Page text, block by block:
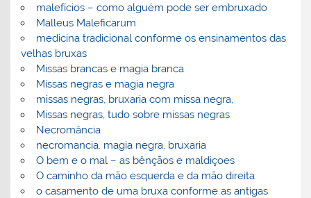
malefícios – como alguém pode ser embruxado
Malleus Maleficarum
medicina tradicional conforme os ensinamentos das
velhas bruxas
Missas brancas e magia branca
Missas negras e magia negra
missas negras, bruxaria com missa negra,
Missas negras, tudo sobre missas negras
Necromância
necromancia. magia negra, bruxaria
O bem e o mal – as bênçãos e maldiçoes
O caminho da mão esquerda e da mão direita
o casamento de uma bruxa conforme as antigas